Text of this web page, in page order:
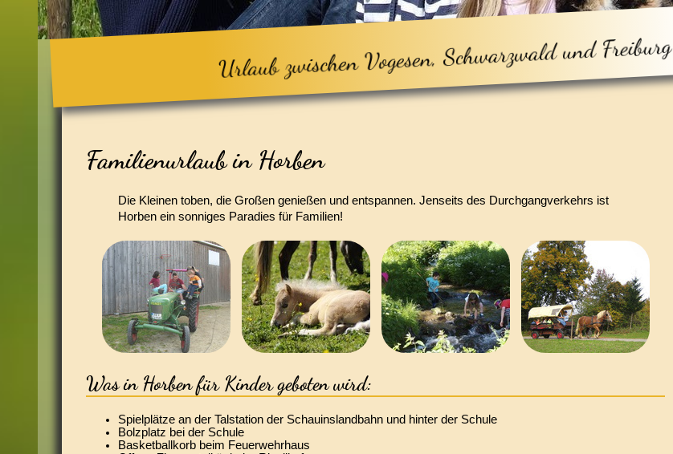
Urlaub zwischen Vogesen, Schwarzwald und Freiburg
Familienurlaub in Horben
Die Kleinen toben, die Großen genießen und entspannen. Jenseits des Durchgangverkehrs ist
Horben ein sonniges Paradies für Familien!
Was in Horben für Kinder geboten wird:
Spielplätze an der Talstation der Schauinslandbahn und hinter der Schule
Bolzplatz bei der Schule
Basketballkorb beim Feuerwehrhaus